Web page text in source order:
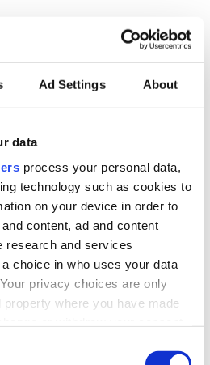
Ad Settings About
data
process your personal data,
technology such as cookies to
on your device in order to
content, ad and content
research and services
choice in who uses your data
privacy choices are only
where you have made
Overzicht
verhoog de klanttevredenheid terwijl